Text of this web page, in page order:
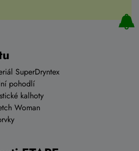
SuperDryntex
pohodlí
kalhoty
Woman